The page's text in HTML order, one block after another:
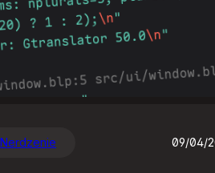
Nerdzenie 09/04/